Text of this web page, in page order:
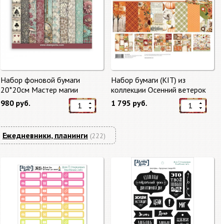
Набор фоновой бумаги
20*20см Мастер магии
"Master of Magic" 10 листов +
бонус от Stamperia
980 руб.
Набор бумаги (KIT) из
коллекции Осенний ветерок
"Autumn Breeze"
1 795 руб.
Ежедневники, планинги (222)